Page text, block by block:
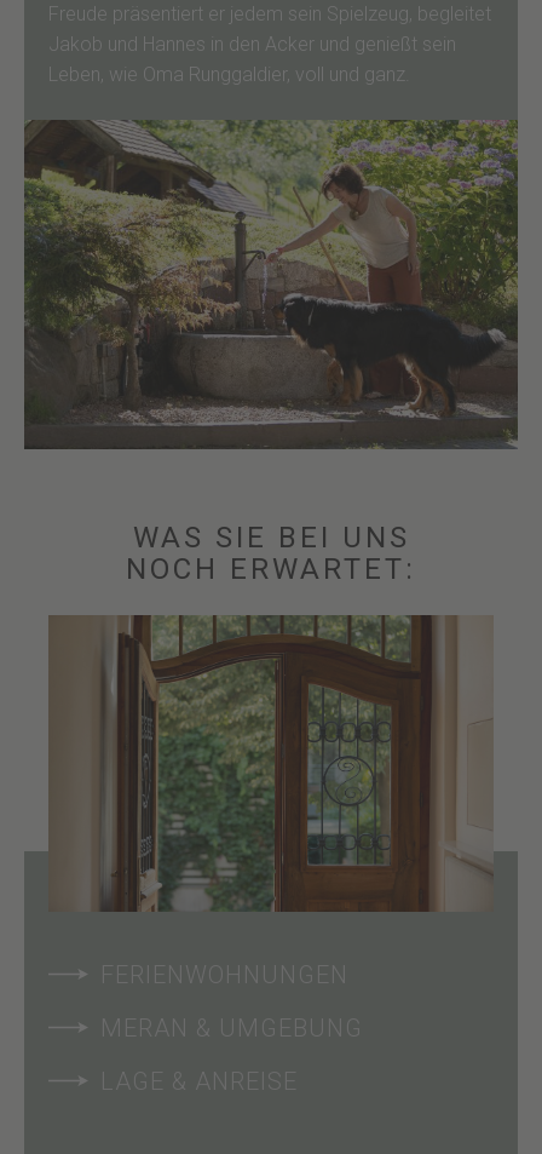
Freude präsentiert er jedem sein Spielzeug, begleitet
Jakob und Hannes in den Acker und genießt sein
Leben, wie Oma Runggaldier, voll und ganz.
WAS SIE BEI UNS
NOCH ERWARTET:
FERIENWOHNUNGEN
MERAN & UMGEBUNG
LAGE & ANREISE